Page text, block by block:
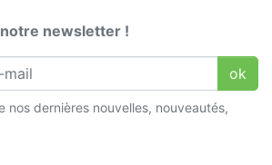
newsletter !
ok
nos dernières nouvelles, nouveautés,